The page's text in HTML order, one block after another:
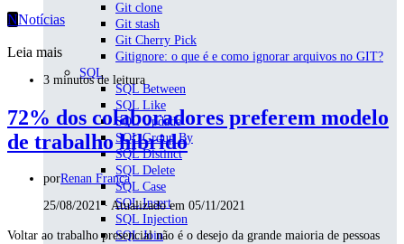
Git clone
Git stash
Git Cherry Pick
Gitignore: o que é e como ignorar arquivos no GIT?
SQL
SQL Between
SQL Like
SQL Updade
SQL Group By
SQL Distinct
SQL Delete
SQL Case
SQL Insert
SQL Injection
SQL Join
NNotícias
Leia mais
3 minutos de leitura
72% dos colaboradores preferem modelo
de trabalho híbrido
porRenan França
25/08/2021 ∙ Atualizado em 05/11/2021
Voltar ao trabalho presencial não é o desejo da grande maioria de pessoas